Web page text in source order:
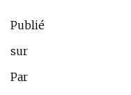
Publié
sur
Par